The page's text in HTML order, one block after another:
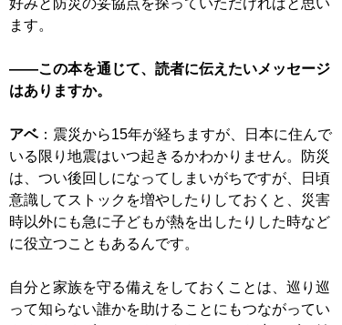
好みと防災の妥協点を探っていただければと思い
ます。
――この本を通じて、読者に伝えたいメッセージ
はありますか。
アベ：震災から15年が経ちますが、日本に住んで
いる限り地震はいつ起きるかわかりません。防災
は、つい後回しになってしまいがちですが、日頃
意識してストックを増やしたりしておくと、災害
時以外にも急に子どもが熱を出したりした時など
に役立つこともあるんです。
自分と家族を守る備えをしておくことは、巡り巡
って知らない誰かを助けることにもつながってい